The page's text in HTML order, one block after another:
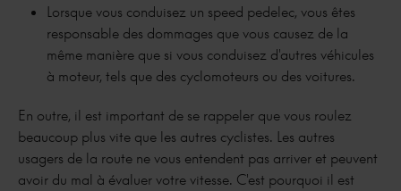
Lorsque vous conduisez un speed pedelec, vous êtes
responsable des dommages que vous causez de la
même manière que si vous conduisez d'autres véhicules
à moteur, tels que des cyclomoteurs ou des voitures.
En outre, il est important de se rappeler que vous roulez
beaucoup plus vite que les autres cyclistes. Les autres
usagers de la route ne vous entendent pas arriver et peuvent
avoir du mal à évaluer votre vitesse. C'est pourquoi il est